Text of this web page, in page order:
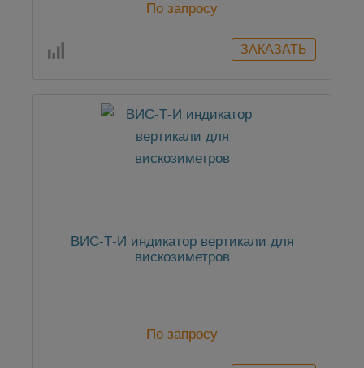
По запросу
ВИС-Т-И индикатор вертикали для
вискозиметров
По запросу